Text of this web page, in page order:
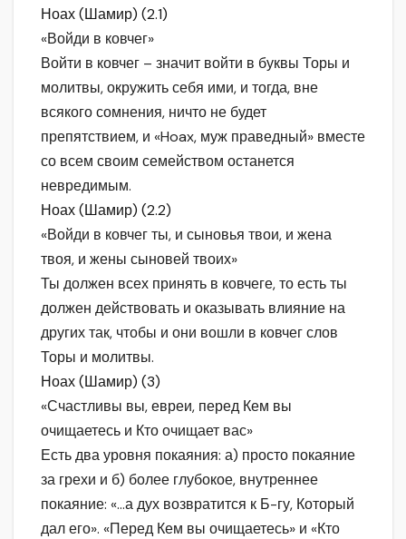
Ноах (Шамир) (2.1)
«Войди в ковчег»
Войти в ковчег – значит войти в буквы Торы и
молитвы, окружить себя ими, и тогда, вне
всякого сомнения, ничто не будет
препятствием, и «Hoax, муж праведный» вместе
со всем своим семейством останется
невредимым.
Ноах (Шамир) (2.2)
«Войди в ковчег ты, и сыновья твои, и жена
твоя, и жены сыновей твоих»
Ты должен всех принять в ковчеге, то есть ты
должен действовать и оказывать влияние на
других так, чтобы и они вошли в ковчег слов
Торы и молитвы.
Ноах (Шамир) (3)
«Счастливы вы, евреи, перед Кем вы
очищаетесь и Кто очищает вас»
Есть два уровня покаяния: а) просто покаяние
за грехи и б) более глубокое, внутреннее
покаяние: «…а дух возвратится к Б-гу, Который
дал его». «Перед Кем вы очищаетесь» и «Кто